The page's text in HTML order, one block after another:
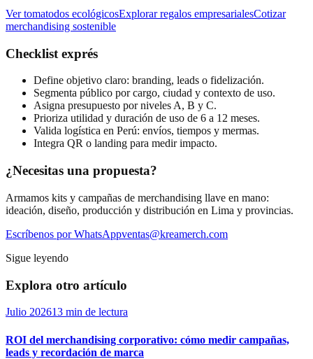
Ver tomatodos ecológicosExplorar regalos empresarialesCotizar
merchandising sostenible
Checklist exprés
Define objetivo claro: branding, leads o fidelización.
Segmenta público por cargo, ciudad y contexto de uso.
Asigna presupuesto por niveles A, B y C.
Prioriza utilidad y duración de uso de 6 a 12 meses.
Valida logística en Perú: envíos, tiempos y mermas.
Integra QR o landing para medir impacto.
¿Necesitas una propuesta?
Armamos kits y campañas de merchandising llave en mano:
ideación, diseño, producción y distribución en Lima y provincias.
Escríbenos por WhatsAppventas@kreamerch.com
Sigue leyendo
Explora otro artículo
Julio 202613 min de lectura
ROI del merchandising corporativo: cómo medir campañas,
leads y recordación de marca